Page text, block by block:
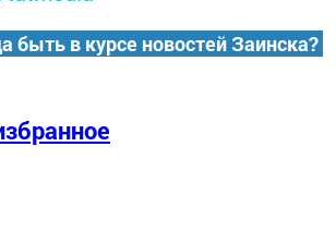
быть в курсе новостей Заинска?